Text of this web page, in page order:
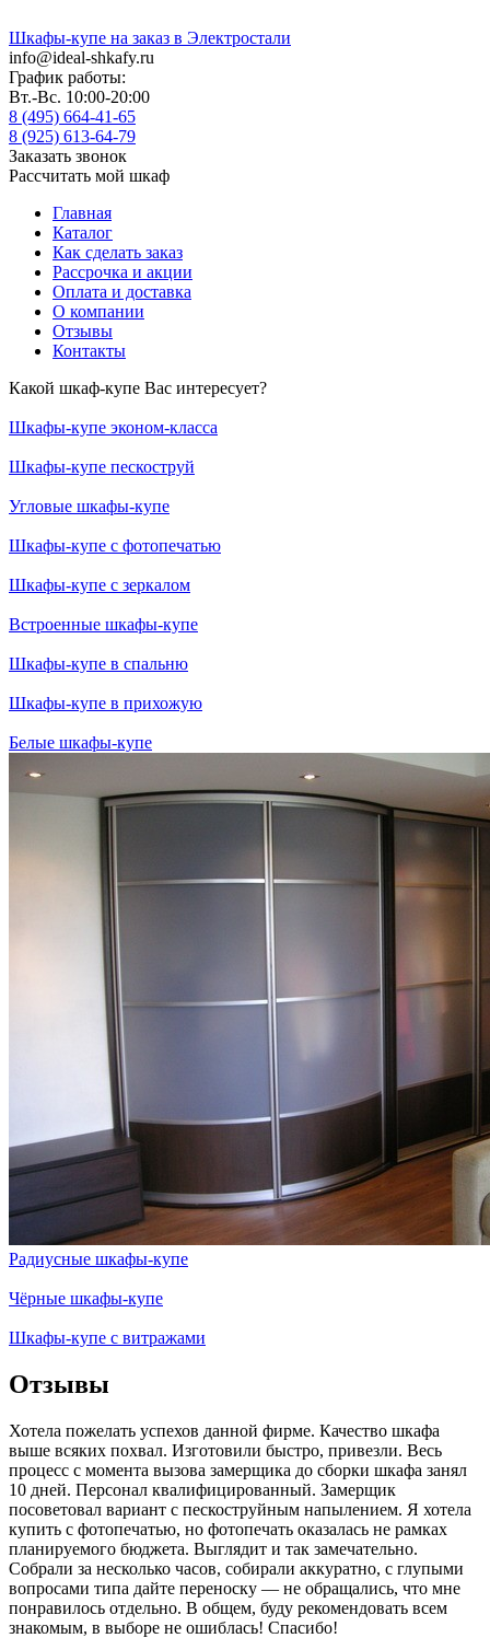
Шкафы-купе на заказ в Электростали
info@ideal-shkafy.ru
График работы:
Вт.-Вс. 10:00-20:00
8 (495) 664-41-65
8 (925) 613-64-79
Заказать звонок
Рассчитать мой шкаф
Главная
Каталог
Как сделать заказ
Рассрочка и акции
Оплата и доставка
О компании
Отзывы
Контакты
Какой шкаф-купе Вас интересует?
Шкафы-купе эконом-класса
Шкафы-купе пескоструй
Угловые шкафы-купе
Шкафы-купе с фотопечатью
Шкафы-купе с зеркалом
Встроенные шкафы-купе
Шкафы-купе в спальню
Шкафы-купе в прихожую
Белые шкафы-купе
Радиусные шкафы-купе
Чёрные шкафы-купе
Шкафы-купе с витражами
Отзывы
Хотела пожелать успехов данной фирме. Качество шкафа
выше всяких похвал. Изготовили быстро, привезли. Весь
процесс с момента вызова замерщика до сборки шкафа занял
10 дней. Персонал квалифицированный. Замерщик
посоветовал вариант с пескоструйным напылением. Я хотела
купить с фотопечатью, но фотопечать оказалась не рамках
планируемого бюджета. Выглядит и так замечательно.
Собрали за несколько часов, собирали аккуратно, с глупыми
вопросами типа дайте переноску — не обращались, что мне
понравилось отдельно. В общем, буду рекомендовать всем
знакомым, в выборе не ошиблась! Спасибо!